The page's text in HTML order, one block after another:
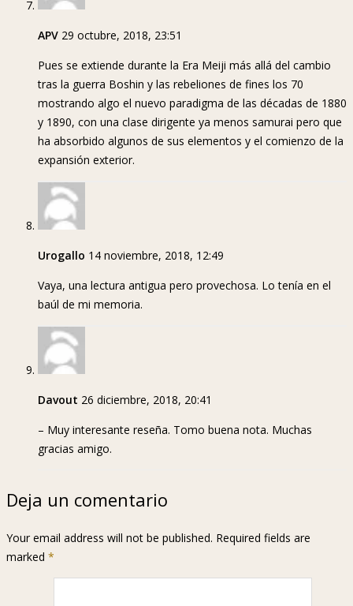
APV 29 octubre, 2018, 23:51
Pues se extiende durante la Era Meiji más allá del cambio
tras la guerra Boshin y las rebeliones de fines los 70
mostrando algo el nuevo paradigma de las décadas de 1880
y 1890, con una clase dirigente ya menos samurai pero que
ha absorbido algunos de sus elementos y el comienzo de la
expansión exterior.
Urogallo 14 noviembre, 2018, 12:49
Vaya, una lectura antigua pero provechosa. Lo tenía en el
baúl de mi memoria.
Davout 26 diciembre, 2018, 20:41
– Muy interesante reseña. Tomo buena nota. Muchas
gracias amigo.
Deja un comentario
Your email address will not be published. Required fields are
marked *